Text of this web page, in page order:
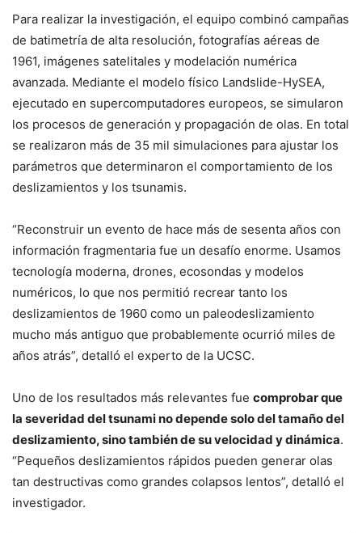
Para realizar la investigación, el equipo combinó campañas
de batimetría de alta resolución, fotografías aéreas de
1961, imágenes satelitales y modelación numérica
avanzada. Mediante el modelo físico Landslide-HySEA,
ejecutado en supercomputadores europeos, se simularon
los procesos de generación y propagación de olas. En total
se realizaron más de 35 mil simulaciones para ajustar los
parámetros que determinaron el comportamiento de los
deslizamientos y los tsunamis.
“Reconstruir un evento de hace más de sesenta años con
información fragmentaria fue un desafío enorme. Usamos
tecnología moderna, drones, ecosondas y modelos
numéricos, lo que nos permitió recrear tanto los
deslizamientos de 1960 como un paleodeslizamiento
mucho más antiguo que probablemente ocurrió miles de
años atrás”, detalló el experto de la UCSC.
Uno de los resultados más relevantes fue comprobar que
la severidad del tsunami no depende solo del tamaño del
deslizamiento, sino también de su velocidad y dinámica.
“Pequeños deslizamientos rápidos pueden generar olas
tan destructivas como grandes colapsos lentos”, detalló el
investigador.